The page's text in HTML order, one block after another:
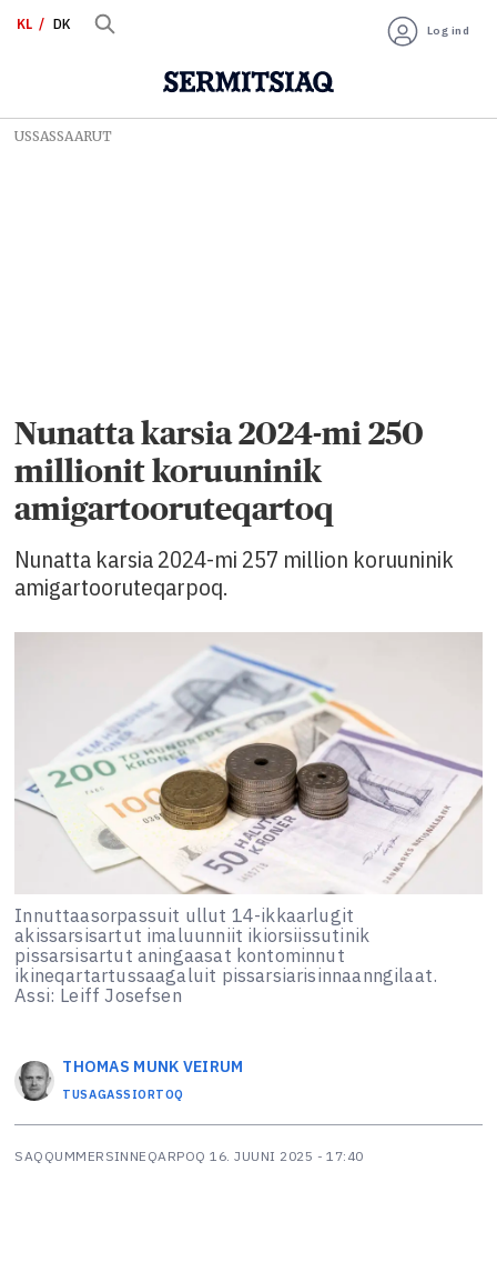
KL DK Log ind
USSASSAARUT
Nunatta karsia 2024-mi 250
millionit koruuninik
amigartooruteqartoq
Nunatta karsia 2024-mi 257 million koruuninik
amigartooruteqarpoq.
Innuttaasorpassuit ullut 14-ikkaarlugit
akissarsisartut imaluunniit ikiorsiissutinik
pissarsisartut aningaasat kontominnut
ikineqartartussaagaluit pissarsiarisinnaanngilaat.
Assi: Leiff Josefsen
THOMAS MUNK VEIRUM
TUSAGASSIORTOQ
SAQQUMMERSINNEQARPOQ 16. JUUNI 2025 - 17:40